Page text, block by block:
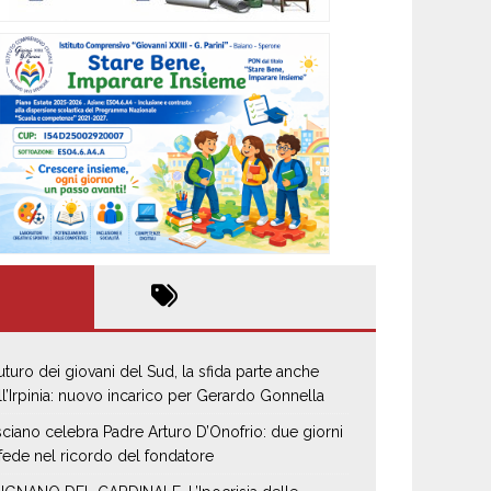
dei giovani del Sud, la sfida parte anche
nuovo incarico per Gerardo Gonnella
celebra Padre Arturo D’Onofrio: due giorni
nel ricordo del fondatore